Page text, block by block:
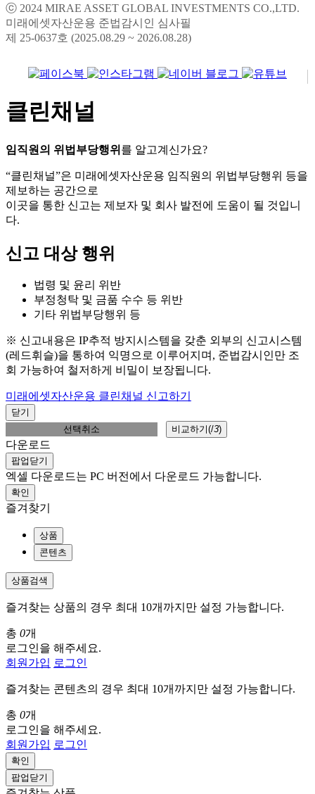
ⓒ 2024 MIRAE ASSET GLOBAL INVESTMENTS CO.,LTD.
미래에셋자산운용 준법감시인 심사필
제 25-0637호 (2025.08.29 ~ 2026.08.28)
클린채널
임직원의 위법부당행위 를 알고계신가요?
“클린채널”은 미래에셋자산운용 임직원의 위법부당행위 등을
제보하는 공간으로
이곳을 통한 신고는 제보자 및 회사 발전에 도움이 될 것입니
다.
신고 대상 행위
법령 및 윤리 위반
부정청탁 및 금품 수수 등 위반
기타 위법부당행위 등
※ 신고내용은 IP추적 방지시스템을 갖춘 외부의 신고시스템
(레드휘슬)을 통하여 익명으로 이루어지며, 준법감시인만 조
회 가능하여 철저하게 비밀이 보장됩니다.
미래에셋자산운용 클린채널 신고하기
닫기
선택취소
비교하기(/3)
다운로드
팝업닫기
엑셀 다운로드는 PC 버전에서 다운로드 가능합니다.
확인
즐겨찾기
상품
콘텐츠
상품검색
즐겨찾는 상품의 경우 최대 10개까지만 설정 가능합니다.
총 0개
로그인을 해주세요.
회원가입 로그인
즐겨찾는 콘텐츠의 경우 최대 10개까지만 설정 가능합니다.
총 0개
로그인을 해주세요.
회원가입 로그인
확인
팝업닫기